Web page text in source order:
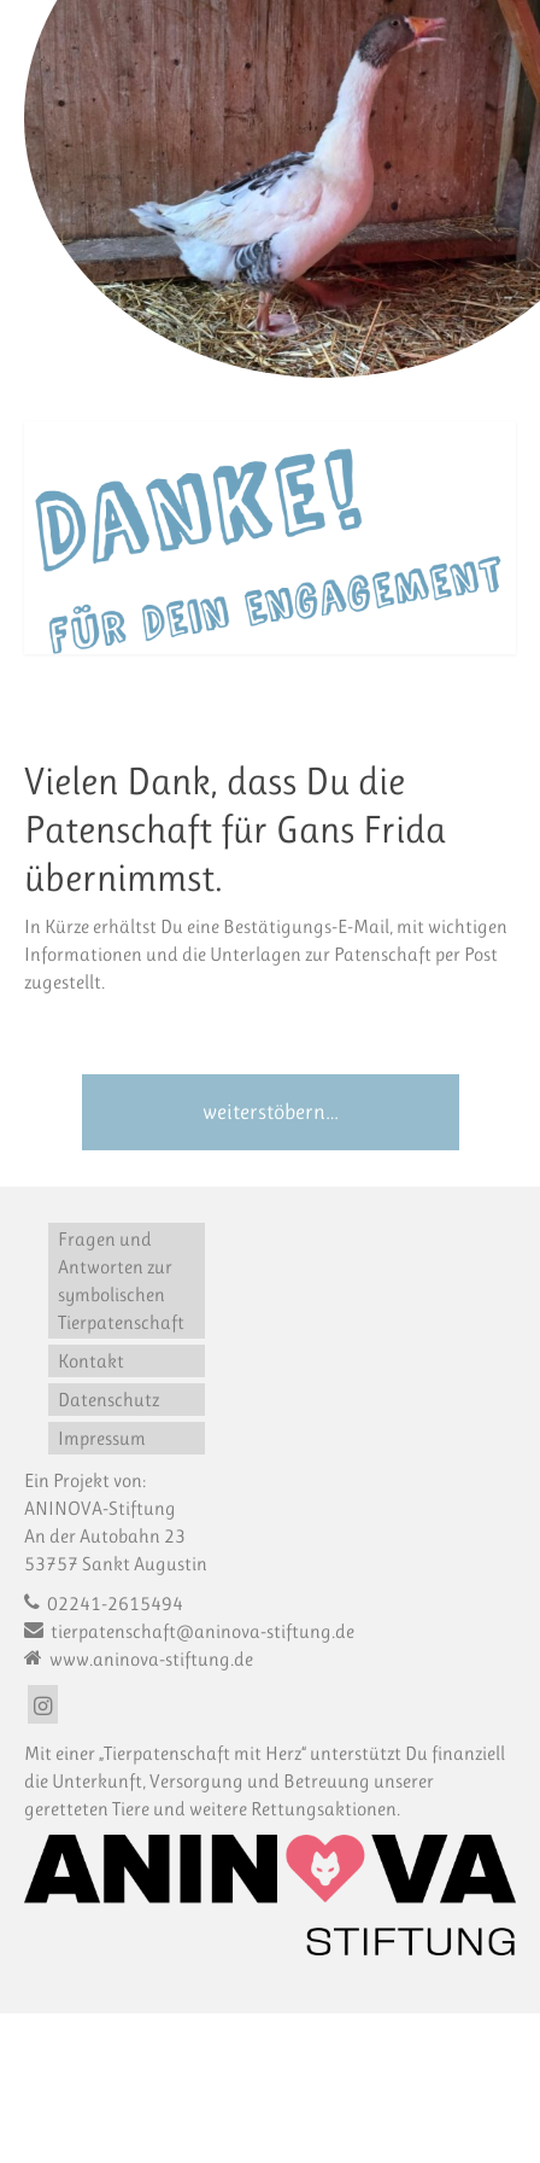
Vielen Dank, dass Du die
Patenschaft für Gans Frida
übernimmst.
In Kürze erhältst Du eine Bestätigungs-E-Mail, mit wichtigen
Informationen und die Unterlagen zur Patenschaft per Post
zugestellt.
weiterstöbern…
Fragen und
Antworten zur
symbolischen
Tierpatenschaft
Kontakt
Datenschutz
Impressum
Ein Projekt von:
ANINOVA-Stiftung
An der Autobahn 23
53757 Sankt Augustin
02241-2615494
tierpatenschaft@aninova-stiftung.de
www.aninova-stiftung.de
Mit einer „Tierpatenschaft mit Herz“ unterstützt Du finanziell
die Unterkunft, Versorgung und Betreuung unserer
geretteten Tiere und weitere Rettungsaktionen.